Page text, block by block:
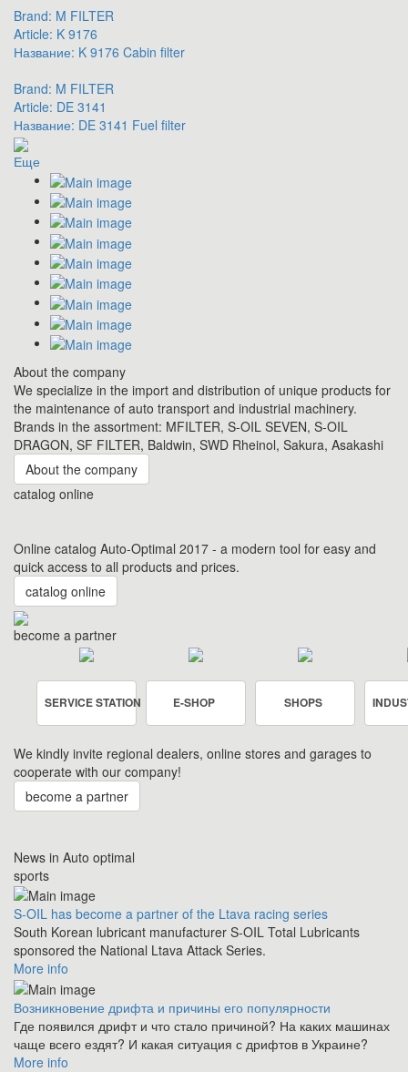
Brand: M FILTER
Article: K 9176
Название: K 9176 Cabin filter
Brand: M FILTER
Article: DE 3141
Название: DE 3141 Fuel filter
Еще
About the company
We specialize in the import and distribution of unique products for
the maintenance of auto transport and industrial machinery.
Brands in the assortment: MFILTER, S-OIL SEVEN, S-OIL
DRAGON, SF FILTER, Baldwin, SWD Rheinol, Sakura, Asakashi
About the company
catalog online
Online catalog Auto-Optimal 2017 - a modern tool for easy and
quick access to all products and prices.
catalog online
become a partner
SERVICE STATION E-SHOP SHOPS
We kindly invite regional dealers, online stores and garages to
cooperate with our company!
become a partner
News in Auto optimal
sports
S-OIL has become a partner of the Ltava racing series
South Korean lubricant manufacturer S-OIL Total Lubricants
sponsored the National Ltava Attack Series.
More info
Возникновение дрифта и причины его популярности
Где появился дрифт и что стало причиной? На каких машинах
чаще всего ездят? И какая ситуация с дрифтов в Украине?
More info